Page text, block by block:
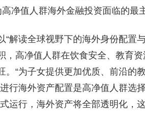
净值人群海外金融投资面临的最
解读全球视野下的海外身份配置
，高净值人群在饮食安全、教育
。“为子女提供更加优质、前沿的
行海外资产配置是高净值人群选
运行，海外资产将全部透明化，